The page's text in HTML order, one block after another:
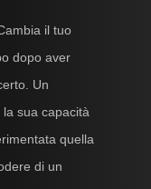
il tuo
dopo aver
Un
sua capacità
quella
di un